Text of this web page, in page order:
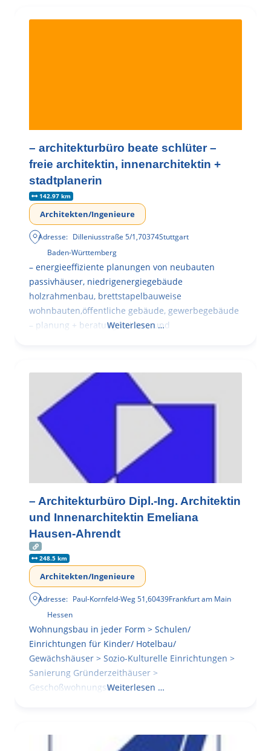
– architekturbüro beate schlüter –
freie architektin, innenarchitektin +
stadtplanerin
142.97 km
Architekten/Ingenieure
Adresse: Dilleniusstraße 5/1,70374Stuttgart
Baden-Württemberg
– energieeffiziente planungen von neubauten
passivhäuser, niedrigenergiegebäude
holzrahmenbau, brettstapelbauweise
wohnbauten,öffentliche gebäude, gewerbegebäude
– planung + beratung bei an – und
Weiterlesen …
– Architekturbüro Dipl.-Ing. Architektin
und Innenarchitektin Emeliana
Hausen-Ahrendt
248.5 km
Architekten/Ingenieure
Adresse: Paul-Kornfeld-Weg 51,60439Frankfurt am Main
Hessen
Wohnungsbau in jeder Form > Schulen/
Einrichtungen für Kinder/ Hotelbau/
Gewächshäuser > Sozio-Kulturelle Einrichtungen >
Sanierung Gründerzeithäuser >
GeschoßwohnungsbauWeiterlesen …